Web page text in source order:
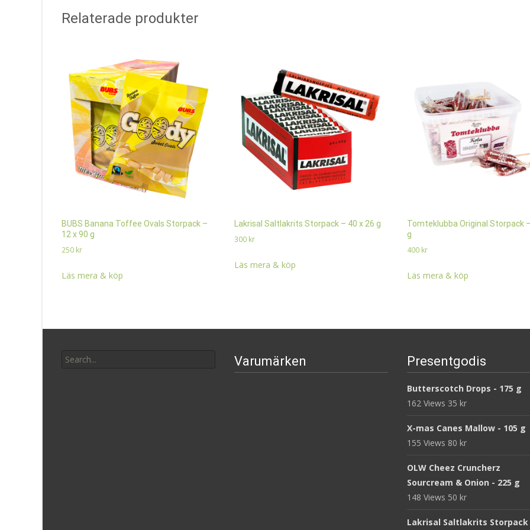
Relaterade produkter
BUBS Banana Toffee Ovals Storpack –
12 x 90 g
250 kr
Läs mera & köp
Lakrisal Saltlakrits Storpack – 40 x 26 g
300 kr
Läs mera & köp
Tomteklubba Original Storpack
g
400 kr
Läs mera & köp
for:
Varumärken Presentgodis
Butterscotch Drops - 175 g
162 Views 35 kr
X-mas Canes Mallow - 105 g
155 Views 80 kr
OLW Cheez Cruncherz
Sourcream & Onion - 225 g
148 Views 50 kr
Lakrisal Saltlakrits Storpack